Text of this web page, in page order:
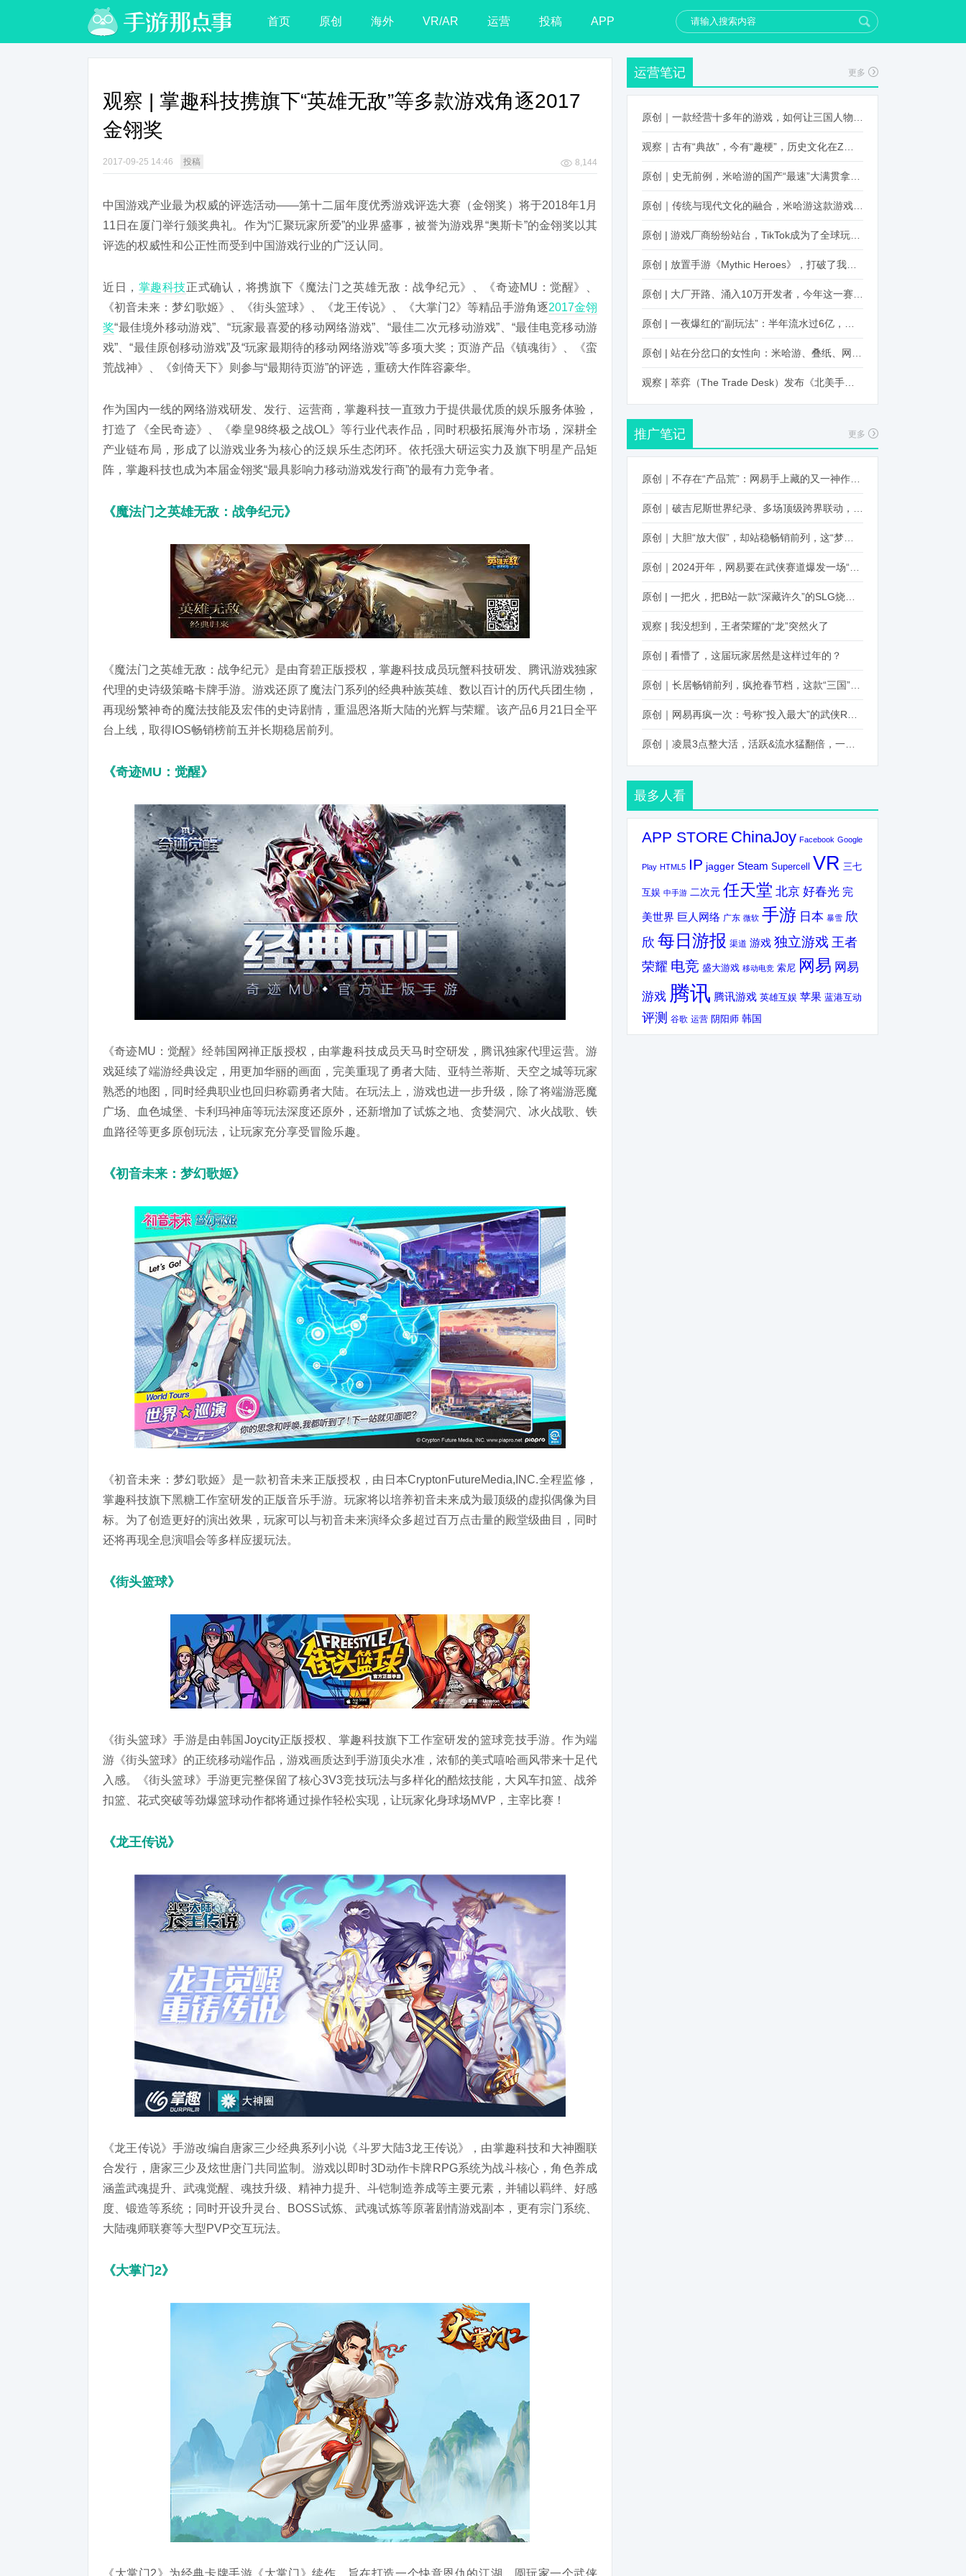
首页 原创 海外 VR/AR 运营 投稿 APP
观察 | 掌趣科技携旗下“英雄无敌”等多款游戏角逐2017
金翎奖
2017-09-25 14:46 投稿 8,144
中国游戏产业最为权威的评选活动——第十二届年度优秀游戏评选大赛（金翎奖）将于2018年1月
11日在厦门举行颁奖典礼。作为“汇聚玩家所爱”的业界盛事，被誉为游戏界“奥斯卡”的金翎奖以其
评选的权威性和公正性而受到中国游戏行业的广泛认同。
近日， 掌趣科技正式确认，将携旗下《魔法门之英雄无敌：战争纪元》、《奇迹MU：觉醒》、
《初音未来：梦幻歌姬》、《街头篮球》、《龙王传说》、《大掌门2》等精品手游角逐2017金翎
奖“最佳境外移动游戏”、“玩家最喜爱的移动网络游戏”、“最佳二次元移动游戏”、“最佳电竞移动游
戏”、“最佳原创移动游戏”及“玩家最期待的移动网络游戏”等多项大奖；页游产品《镇魂街》、《蛮
荒战神》、《剑倚天下》则参与“最期待页游”的评选，重磅大作阵容豪华。
作为国内一线的网络游戏研发、发行、运营商，掌趣科技一直致力于提供最优质的娱乐服务体验，
打造了《全民奇迹》、《拳皇98终极之战OL》等行业代表作品，同时积极拓展海外市场，深耕全
产业链布局，形成了以游戏业务为核心的泛娱乐生态闭环。依托强大研运实力及旗下明星产品矩
阵，掌趣科技也成为本届金翎奖“最具影响力移动游戏发行商”的最有力竞争者。
《魔法门之英雄无敌：战争纪元》
《魔法门之英雄无敌：战争纪元》是由育碧正版授权，掌趣科技成员玩蟹科技研发、腾讯游戏独家
代理的史诗级策略卡牌手游。游戏还原了魔法门系列的经典种族英雄、数以百计的历代兵团生物，
再现纷繁神奇的魔法技能及宏伟的史诗剧情，重温恩洛斯大陆的光辉与荣耀。该产品6月21日全平
台上线，取得IOS畅销榜前五并长期稳居前列。
《奇迹MU：觉醒》
《奇迹MU：觉醒》经韩国网禅正版授权，由掌趣科技成员天马时空研发，腾讯独家代理运营。游
戏延续了端游经典设定，用更加华丽的画面，完美重现了勇者大陆、亚特兰蒂斯、天空之城等玩家
熟悉的地图，同时经典职业也回归称霸勇者大陆。在玩法上，游戏也进一步升级，除了将端游恶魔
广场、血色城堡、卡利玛神庙等玩法深度还原外，还新增加了试炼之地、贪婪洞穴、冰火战歌、铁
血路径等更多原创玩法，让玩家充分享受冒险乐趣。
《初音未来：梦幻歌姬》
《初音未来：梦幻歌姬》是一款初音未来正版授权，由日本CryptonFutureMedia,INC.全程监修，
掌趣科技旗下黑糖工作室研发的正版音乐手游。玩家将以培养初音未来成为最顶级的虚拟偶像为目
标。为了创造更好的演出效果，玩家可以与初音未来演绎众多超过百万点击量的殿堂级曲目，同时
还将再现全息演唱会等多样应援玩法。
《街头篮球》
《街头篮球》手游是由韩国Joycity正版授权、掌趣科技旗下工作室研发的篮球竞技手游。作为端
游《街头篮球》的正统移动端作品，游戏画质达到手游顶尖水准，浓郁的美式嘻哈画风带来十足代
入感。《街头篮球》手游更完整保留了核心3V3竞技玩法与多样化的酷炫技能，大风车扣篮、战斧
扣篮、花式突破等劲爆篮球动作都将通过操作轻松实现，让玩家化身球场MVP，主宰比赛！
《龙王传说》
《龙王传说》手游改编自唐家三少经典系列小说《斗罗大陆3龙王传说》，由掌趣科技和大神圈联
合发行，唐家三少及炫世唐门共同监制。游戏以即时3D动作卡牌RPG系统为战斗核心，角色养成
涵盖武魂提升、武魂觉醒、魂技升级、精神力提升、斗铠制造养成等主要元素，并辅以羁绊、好感
度、锻造等系统；同时开设升灵台、BOSS试炼、武魂试炼等原著剧情游戏副本，更有宗门系统、
大陆魂师联赛等大型PVP交互玩法。
《大掌门2》
《大掌门2》为经典卡牌手游《大掌门》续作，旨在打造一个快意恩仇的江湖，圆玩家一个武侠
运营笔记 更多
推广笔记 更多
观察 | 我没想到，王者荣耀的“龙”突然火了
原创 | 看懵了，这届玩家居然是这样过年的？
最多人看
APP STORE ChinaJoy Facebook Google
Play HTML5 IP jagger Steam Supercell VR 三七
互娱 中手游 二次元 任天堂 北京 好春光 完
美世界 巨人网络 广东 微软 手游 日本 暴雪 欣
欣 每日游报 渠道 游戏 独立游戏 王者
荣耀 电竞 盛大游戏 移动电竞 索尼 网易 网易
游戏 腾讯 腾讯游戏 英雄互娱 苹果 蓝港互动
评测 谷歌 运营 阴阳师 韩国